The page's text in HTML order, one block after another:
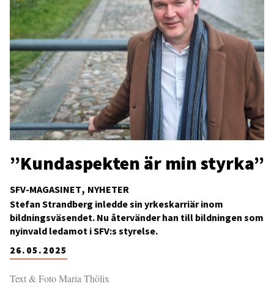
SFV-MAGASINET NYHETER
”Kundaspekten är min styrka”
26.05.2025
Stefan Strandberg inledde sin yrkeskarriär inom
bildningsväsendet. Nu återvänder han till bildningen som
nyinvald ledamot i SFV:s styrelse.
Text & Foto Maria Thölix